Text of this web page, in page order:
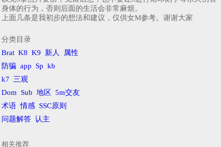
身体的行为，否则后面的生活会非常麻烦。
上面几条是我初步的想法和建议，仅供女M参考。谢谢大家
分类目录
Brat K8 K9 新人
属性
防骗 app Sp kb
k7
三观
Dom
Sub 地区
5m交友
术语 情感 SSC原则
问题解答 认主
相关推荐